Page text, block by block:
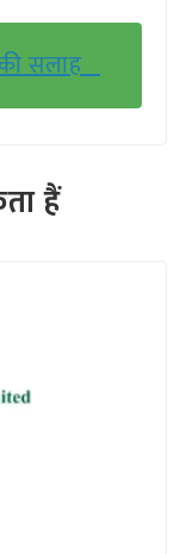
की सलाह
हैं